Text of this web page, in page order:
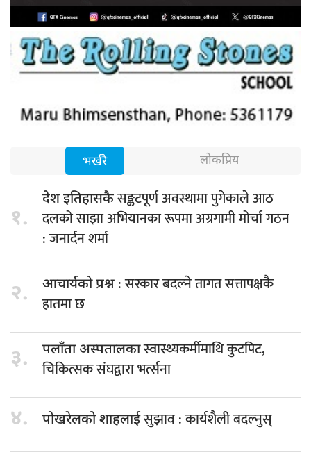
भर्खरै लोकप्रिय
१.
देश इतिहासकैसङ्कटपूर्ण अवस्थामा पुगेकाले आठ
दलको साझा अभियानका रूपमा अग्रगामी मोर्चा गठन
: जनार्दन शर्मा
२. आचार्यको प्रश्न : सरकार बदल्ने तागत सत्तापक्षकै
हातमा छ
३. पलाँता अस्पतालकास्वास्थ्यकर्मीमाथि कुटपिट,
चिकित्सक संघद्वारा भर्त्सना
४. पोखरेलको शाहलाईसुझाव : कार्यशैली बदल्नुस्